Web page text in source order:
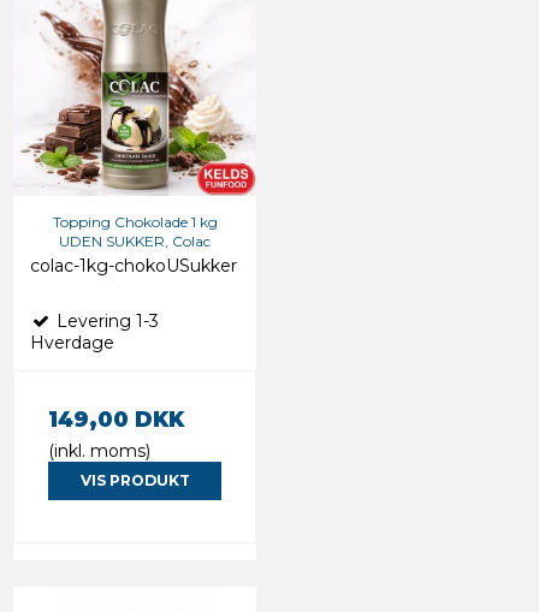
Topping Chokolade 1 kg
UDEN SUKKER, Colac
colac-1kg-chokoUSukker
Levering 1-3
Hverdage
149,00 DKK
(inkl. moms)
VIS PRODUKT